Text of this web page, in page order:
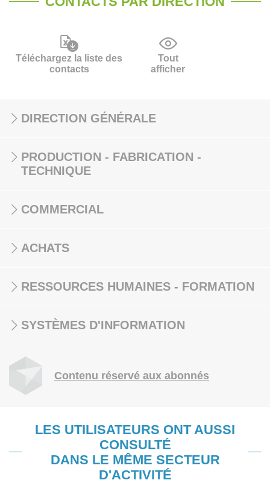
Téléchargez la liste des
contacts
Tout
afficher
DIRECTION GÉNÉRALE
PRODUCTION - FABRICATION -
TECHNIQUE
COMMERCIAL
ACHATS
RESSOURCES HUMAINES - FORMATION
SYSTÈMES D'INFORMATION
Contenu réservé aux abonnés
LES UTILISATEURS ONT AUSSI
CONSULTÉ
DANS LE MÊME SECTEUR
D'ACTIVITÉ